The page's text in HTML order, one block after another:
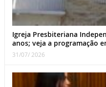
Igreja Presbiteriana
anos; veja a programação
31/07/ 2026